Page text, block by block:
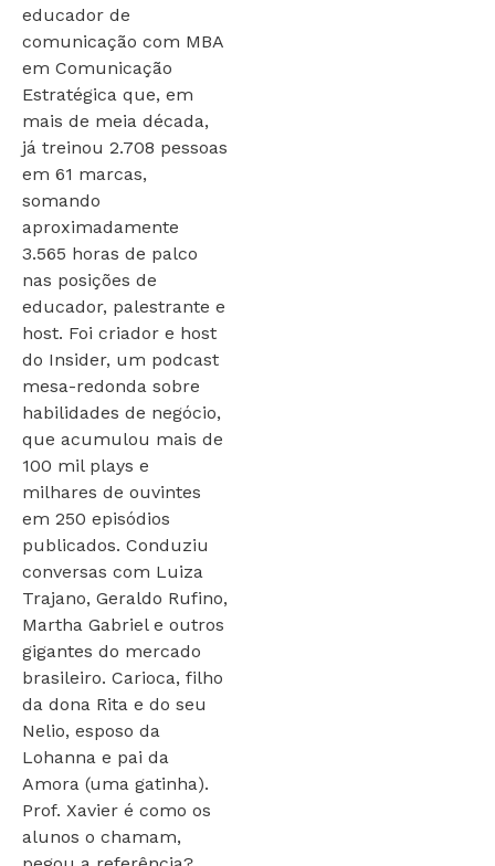
educador de
comunicação com MBA
em Comunicação
Estratégica que, em
mais de meia década,
já treinou 2.708 pessoas
em 61 marcas,
somando
aproximadamente
3.565 horas de palco
nas posições de
educador, palestrante e
host. Foi criador e host
do Insider, um podcast
mesa-redonda sobre
habilidades de negócio,
que acumulou mais de
100 mil plays e
milhares de ouvintes
em 250 episódios
publicados. Conduziu
conversas com Luiza
Trajano, Geraldo Rufino,
Martha Gabriel e outros
gigantes do mercado
brasileiro. Carioca, filho
da dona Rita e do seu
Nelio, esposo da
Lohanna e pai da
Amora (uma gatinha).
Prof. Xavier é como os
alunos o chamam,